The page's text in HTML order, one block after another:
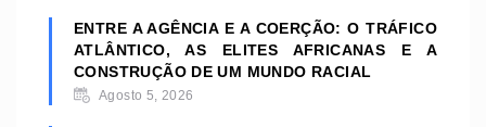
ENTRE A AGÊNCIA E A COERÇÃO: O TRÁFICO
ATLÂNTICO, AS ELITES AFRICANAS E A
CONSTRUÇÃO DE UM MUNDO RACIAL
Agosto 5, 2026